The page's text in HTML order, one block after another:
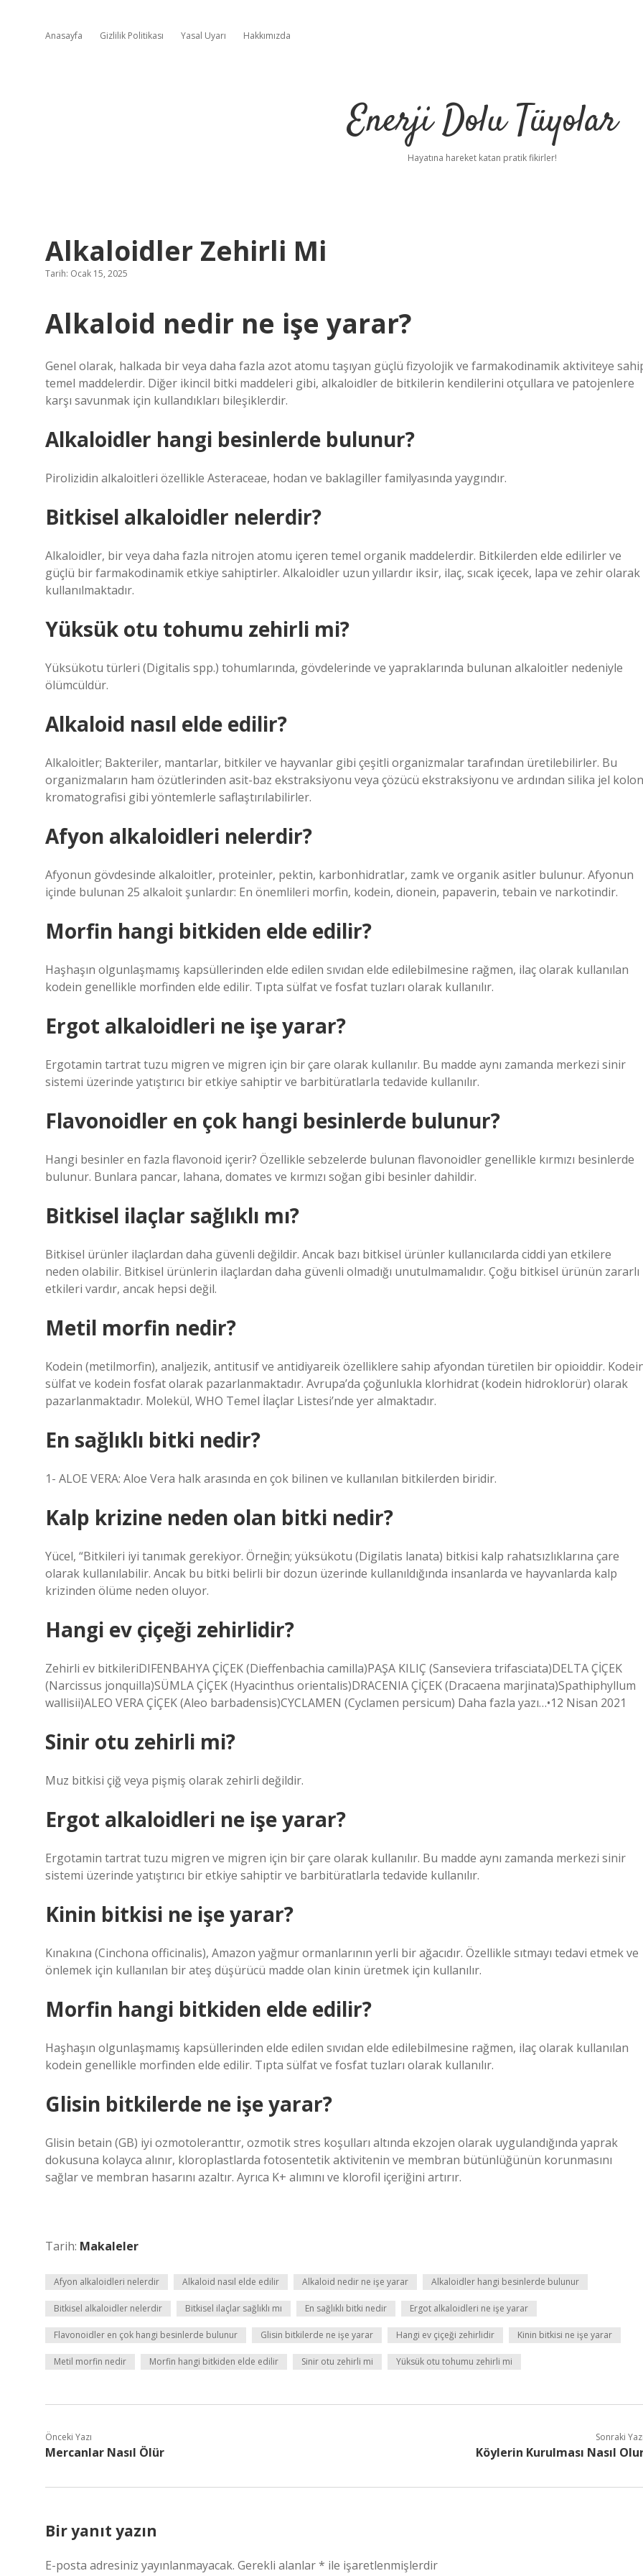
Anasayfa Gizlilik Politikası Yasal Uyarı Hakkımızda
Enerji Dolu Tüyolar
Hayatına hareket katan pratik fikirler!
Alkaloidler Zehirli Mi
Tarih: Ocak 15, 2025
Alkaloid nedir ne işe yarar?
Genel olarak, halkada bir veya daha fazla azot atomu taşıyan güçlü fizyolojik ve farmakodinamik aktiviteye
temel maddelerdir. Diğer ikincil bitki maddeleri gibi, alkaloidler de bitkilerin kendilerini otçullara ve patojenlere
karşı savunmak için kullandıkları bileşiklerdir.
Alkaloidler hangi besinlerde bulunur?
Pirolizidin alkaloitleri özellikle Asteraceae, hodan ve baklagiller familyasında yaygındır.
Bitkisel alkaloidler nelerdir?
Alkaloidler, bir veya daha fazla nitrojen atomu içeren temel organik maddelerdir. Bitkilerden elde edilirler ve
güçlü bir farmakodinamik etkiye sahiptirler. Alkaloidler uzun yıllardır iksir, ilaç, sıcak içecek, lapa ve zehir olarak
kullanılmaktadır.
Yüksük otu tohumu zehirli mi?
Yüksükotu türleri (Digitalis spp.) tohumlarında, gövdelerinde ve yapraklarında bulunan alkaloitler nedeniyle
ölümcüldür.
Alkaloid nasıl elde edilir?
Alkaloitler; Bakteriler, mantarlar, bitkiler ve hayvanlar gibi çeşitli organizmalar tarafından üretilebilirler. Bu
organizmaların ham özütlerinden asit-baz ekstraksiyonu veya çözücü ekstraksiyonu ve ardından silika jel kolon
kromatografisi gibi yöntemlerle saflaştırılabilirler.
Afyon alkaloidleri nelerdir?
Afyonun gövdesinde alkaloitler, proteinler, pektin, karbonhidratlar, zamk ve organik asitler bulunur. Afyonun
içinde bulunan 25 alkaloit şunlardır: En önemlileri morfin, kodein, dionein, papaverin, tebain ve narkotindir.
Morfin hangi bitkiden elde edilir?
Haşhaşın olgunlaşmamış kapsüllerinden elde edilen sıvıdan elde edilebilmesine rağmen, ilaç olarak kullanılan
kodein genellikle morfinden elde edilir. Tıpta sülfat ve fosfat tuzları olarak kullanılır.
Ergot alkaloidleri ne işe yarar?
Ergotamin tartrat tuzu migren ve migren için bir çare olarak kullanılır. Bu madde aynı zamanda merkezi sinir
sistemi üzerinde yatıştırıcı bir etkiye sahiptir ve barbitüratlarla tedavide kullanılır.
Flavonoidler en çok hangi besinlerde bulunur?
Hangi besinler en fazla flavonoid içerir? Özellikle sebzelerde bulunan flavonoidler genellikle kırmızı besinlerde
bulunur. Bunlara pancar, lahana, domates ve kırmızı soğan gibi besinler dahildir.
Bitkisel ilaçlar sağlıklı mı?
Bitkisel ürünler ilaçlardan daha güvenli değildir. Ancak bazı bitkisel ürünler kullanıcılarda ciddi yan etkilere
neden olabilir. Bitkisel ürünlerin ilaçlardan daha güvenli olmadığı unutulmamalıdır. Çoğu bitkisel ürünün zararlı
etkileri vardır, ancak hepsi değil.
Metil morfin nedir?
Kodein (metilmorfin), analjezik, antitusif ve antidiyareik özelliklere sahip afyondan türetilen bir opioiddir.
sülfat ve kodein fosfat olarak pazarlanmaktadır. Avrupa’da çoğunlukla klorhidrat (kodein hidroklorür) olarak
pazarlanmaktadır. Molekül, WHO Temel İlaçlar Listesi’nde yer almaktadır.
En sağlıklı bitki nedir?
1- ALOE VERA: Aloe Vera halk arasında en çok bilinen ve kullanılan bitkilerden biridir.
Kalp krizine neden olan bitki nedir?
Yücel, “Bitkileri iyi tanımak gerekiyor. Örneğin; yüksükotu (Digilatis lanata) bitkisi kalp rahatsızlıklarına çare
olarak kullanılabilir. Ancak bu bitki belirli bir dozun üzerinde kullanıldığında insanlarda ve hayvanlarda kalp
krizinden ölüme neden oluyor.
Hangi ev çiçeği zehirlidir?
Zehirli ev bitkileriDIFENBAHYA ÇİÇEK (Dieffenbachia camilla)PAŞA KILIÇ (Sanseviera trifasciata)DELTA ÇİÇEK
(Narcissus jonquilla)SÜMLA ÇİÇEK (Hyacinthus orientalis)DRACENIA ÇİÇEK (Dracaena marjinata)Spathiphyllum
wallisii)ALEO VERA ÇİÇEK (Aleo barbadensis)CYCLAMEN (Cyclamen persicum) Daha fazla yazı…•12 Nisan 2021
Sinir otu zehirli mi?
Muz bitkisi çiğ veya pişmiş olarak zehirli değildir.
Ergot alkaloidleri ne işe yarar?
Ergotamin tartrat tuzu migren ve migren için bir çare olarak kullanılır. Bu madde aynı zamanda merkezi sinir
sistemi üzerinde yatıştırıcı bir etkiye sahiptir ve barbitüratlarla tedavide kullanılır.
Kinin bitkisi ne işe yarar?
Kınakına (Cinchona officinalis), Amazon yağmur ormanlarının yerli bir ağacıdır. Özellikle sıtmayı tedavi etmek ve
önlemek için kullanılan bir ateş düşürücü madde olan kinin üretmek için kullanılır.
Morfin hangi bitkiden elde edilir?
Haşhaşın olgunlaşmamış kapsüllerinden elde edilen sıvıdan elde edilebilmesine rağmen, ilaç olarak kullanılan
kodein genellikle morfinden elde edilir. Tıpta sülfat ve fosfat tuzları olarak kullanılır.
Glisin bitkilerde ne işe yarar?
Glisin betain (GB) iyi ozmotoleranttır, ozmotik stres koşulları altında ekzojen olarak uygulandığında yaprak
dokusuna kolayca alınır, kloroplastlarda fotosentetik aktivitenin ve membran bütünlüğünün korunmasını
sağlar ve membran hasarını azaltır. Ayrıca K+ alımını ve klorofil içeriğini artırır.
Tarih: Makaleler
Afyon alkaloidleri nelerdir Alkaloid nasıl elde edilir Alkaloid nedir ne işe yarar Alkaloidler hangi besinlerde bulunur
Bitkisel alkaloidler nelerdir Bitkisel ilaçlar sağlıklı mı En sağlıklı bitki nedir Ergot alkaloidleri ne işe yarar
Flavonoidler en çok hangi besinlerde bulunur Glisin bitkilerde ne işe yarar Hangi ev çiçeği zehirlidir Kinin bitkisi ne işe yarar
Metil morfin nedir Morfin hangi bitkiden elde edilir Sinir otu zehirli mi Yüksük otu tohumu zehirli mi
Önceki Yazı
Mercanlar Nasıl Ölür
Sonraki
Köylerin Kurulması Nasıl
Bir yanıt yazın
E-posta adresiniz yayınlanmayacak. Gerekli alanlar* ile işaretlenmişlerdir